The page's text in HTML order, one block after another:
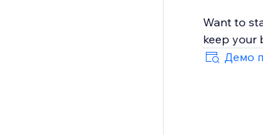
Want to
keep your
Демо